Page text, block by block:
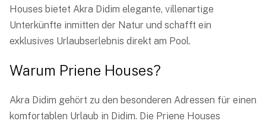
Houses bietet Akra Didim elegante, villenartige
Unterkünfte inmitten der Natur und schafft ein
exklusives Urlaubserlebnis direkt am Pool.
Warum Priene Houses?
Akra Didim gehört zu den besonderen Adressen für einen
komfortablen Urlaub in Didim. Die Priene Houses